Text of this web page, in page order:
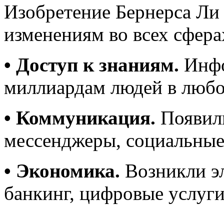
Изобретение Бернерса
изменениям во всех
• Доступ к знаниям.
миллиардам людей в
• Коммуникация.
мессенджеры,
• Экономика. Возникли
банкинг, цифровые